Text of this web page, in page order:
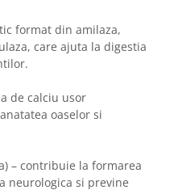
format din amilaza,
care ajuta la digestia
de calciu usor
oaselor si
– contribuie la formarea
neurologica si previne